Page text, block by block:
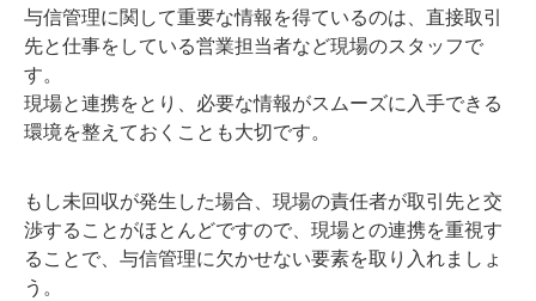
与信管理に関して重要な情報を得ているのは、直接取引
先と仕事をしている営業担当者など現場のスタッフで
す。
現場と連携をとり、必要な情報がスムーズに入手できる
環境を整えておくことも大切です。
もし未回収が発生した場合、現場の責任者が取引先と交
渉することがほとんどですので、現場との連携を重視す
ることで、与信管理に欠かせない要素を取り入れましょ
う。